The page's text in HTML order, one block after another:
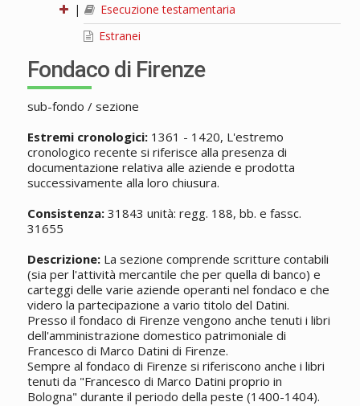
|
Esecuzione testamentaria
Estranei
Fondaco di Firenze
sub-fondo / sezione
Estremi cronologici:1361 - 1420, L'estremo
cronologico recente si riferisce alla presenza di
documentazione relativa alle aziende e prodotta
successivamente alla loro chiusura.
Consistenza:31843 unità: regg. 188, bb. e fassc.
31655
Descrizione:La sezione comprende scritture contabili
(sia per l'attività mercantile che per quella di banco) e
carteggi delle varie aziende operanti nel fondaco e che
videro la partecipazione a vario titolo del Datini.
Presso il fondaco di Firenze vengono anche tenuti i libri
dell'amministrazione domestico patrimoniale di
Francesco di Marco Datini di Firenze.
Sempre al fondaco di Firenze si riferiscono anche i libri
tenuti da "Francesco di Marco Datini proprio in
Bologna" durante il periodo della peste (1400-1404).